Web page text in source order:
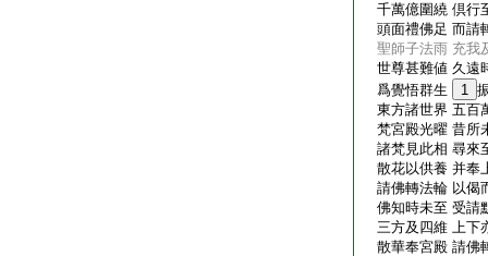
千萬億圍繞 倶行
頭面禮佛足 而請
聖師子法雨 充我
世尊甚難値 久遠
爲覺悟群生
1
東方諸世界 五百
梵宮殿光曜 昔所
諸梵見此相 尋來
散花以供養 并奉
請佛轉法輪 以偈
佛知時未至 受請
三方及四維 上下
散華奉宮殿 請佛